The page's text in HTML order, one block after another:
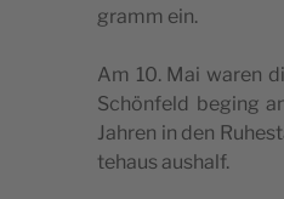
gramm ein.
Am 10. Mai waren
Schön­feld beging
Jah­ren in den
te­haus aushalf.